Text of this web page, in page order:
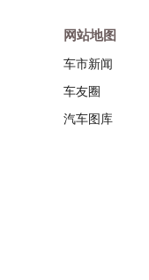
网站地图
车市新闻
车友圈
汽车图库